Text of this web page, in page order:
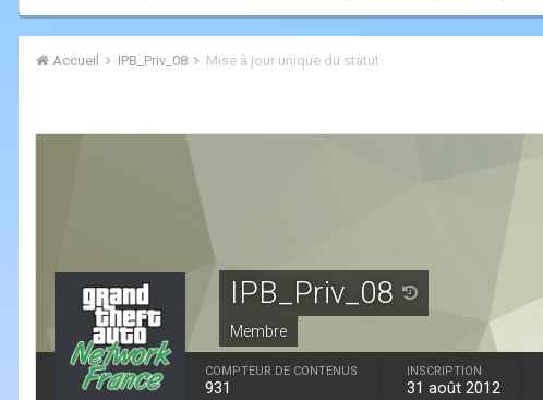
Accueil IPB_Priv_08 Mise à jour unique du statut
IPB_Priv_08
Membre
COMPTEUR DE CONTENUS
931
INSCRIPTION
31 août 2012